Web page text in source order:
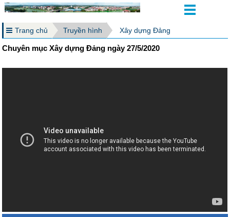
Trang chủ Truyền hình Xây dựng Đảng
Chuyên mục Xây dựng Đảng ngày 27/5/2020